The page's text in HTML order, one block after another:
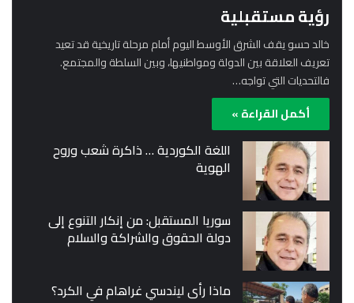
رؤية مستقبلية
خالد حسو يقف الشرق الأوسط اليوم أمام مرحلة تاريخية قد تعيد
تعريف العلاقة بين الدولة ومواطنيها، وبين السلطة والمجتمع.
فالتحديات التي تواجه…
أكمل القراءة »
اللغة الكوردية … ذاكرة شعب وروح
الهوية
سوريا المستقبل: من إنكار التنوع إلى
دولة الحقوق والشراكة والسلام
ماذا رأى ليندسي غراهام في الكرد؟